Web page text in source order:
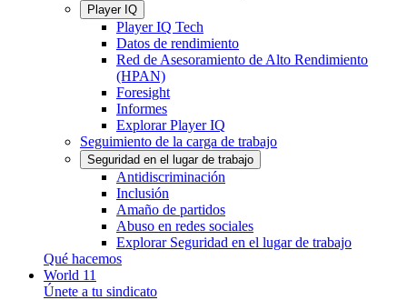
Player IQ
Player IQ Tech
Datos de rendimiento
Red de Asesoramiento de Alto Rendimiento
(HPAN)
Foresight
Informes
Explorar Player IQ
Seguimiento de la carga de trabajo
Seguridad en el lugar de trabajo
Antidiscriminación
Inclusión
Amaño de partidos
Abuso en redes sociales
Explorar Seguridad en el lugar de trabajo
Qué hacemos
World 11
Únete a tu sindicato